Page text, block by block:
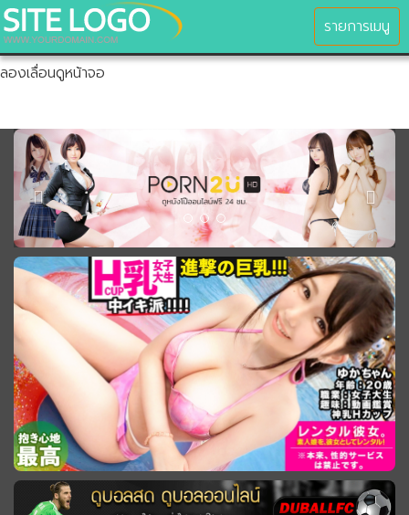
ยินดีต้อนรับสู่เว็บไซต์ของเรา
ลองเลื่อนดูหน้าจอ
MENU
รายการเมนู